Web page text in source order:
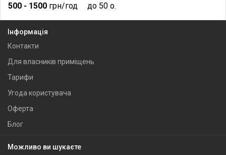
500 - 1500 грн/год до 50 о.
Інформація
Контакти
Для власників приміщень
Тарифи
Угода користувача
Оферта
Блог
Можливо ви шукаєте